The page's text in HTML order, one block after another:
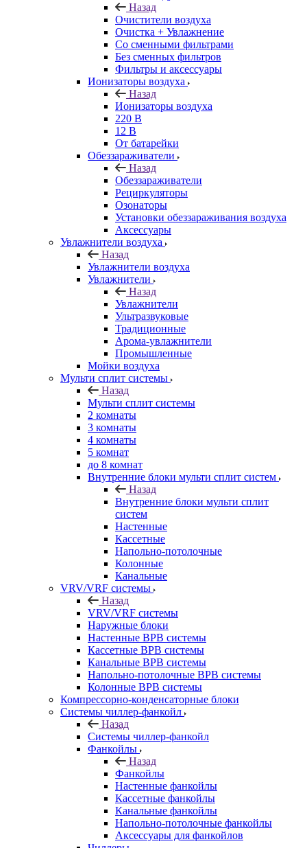
Назад
Очистители воздуха
Очистка + Увлажнение
Cо сменными фильтрами
Без сменных фильтров
Фильтры и аксессуары
Ионизаторы воздуха
Назад
Ионизаторы воздуха
220 В
12 В
От батарейки
Обеззараживатели
Назад
Обеззараживатели
Рециркуляторы
Озонаторы
Установки обеззараживания воздуха
Аксессуары
Увлажнители воздуха
Назад
Увлажнители воздуха
Увлажнители
Назад
Увлажнители
Ультразвуковые
Традиционные
Арома-увлажнители
Промышленные
Мойки воздуха
Мульти сплит системы
Назад
Мульти сплит системы
2 комнаты
3 комнаты
4 комнаты
5 комнат
до 8 комнат
Внутренние блоки мульти сплит систем
Назад
Внутренние блоки мульти сплит
систем
Настенные
Кассетные
Напольно-потолочные
Колонные
Канальные
VRV/VRF системы
Назад
VRV/VRF системы
Наружные блоки
Настенные ВРВ системы
Кассетные ВРВ системы
Канальные ВРВ системы
Напольно-потолочные ВРВ системы
Колонные ВРВ системы
Компрессорно-конденсаторные блоки
Системы чиллер-фанкойл
Назад
Системы чиллер-фанкойл
Фанкойлы
Назад
Фанкойлы
Настенные фанкойлы
Кассетные фанкойлы
Канальные фанкойлы
Напольно-потолочные фанкойлы
Аксессуары для фанкойлов